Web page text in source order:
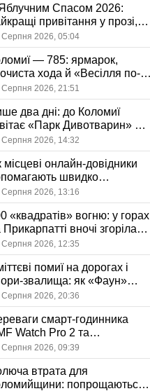
Спасом 2026:
привітання у прозі,
та картинках
Серпня 2026, 05:04
— 785: ярмарок,
хода й «Весілля по-
— чим
День міста
Серпня 2026, 21:51
два дні: до Коломиї
«Парк Дивотварин» — і
безкоштовний
Серпня 2026, 14:32
місцеві онлайн-довідники
швидко
послуги у своєму
Серпня 2026, 13:16
«квадратів» вогню: у горах
Прикарпатті вночі згоріла
є постраждала
Серпня 2026, 12:35
помиї на дорогах і
звалища: як «Фаун»
відходи в Коломиї
Серпня 2026, 20:36
смарт-годинника
Watch Pro 2 та
CMF Buds Pro 2
сучасних користувачів
Серпня 2026, 09:39
втрата для
попрощаються